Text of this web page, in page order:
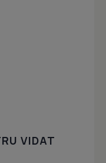
VIDAT